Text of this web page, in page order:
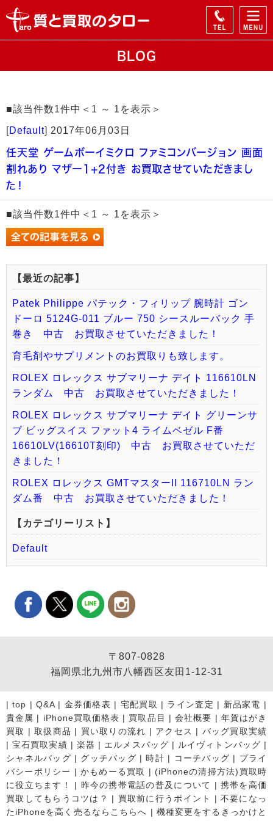
BLOG
■該当件数1件中＜1 ～ 1を表示＞
[Default] 2017年06月03日
任天堂 ゲームボーイミクロ ファミコンバージョン 画面
割れあり マザー1+2付き お買取させていただきまし
た！
■該当件数1件中＜1 ～ 1を表示＞
【最近の記事】
Patek Philippe パテック・フィリップ 腕時計 ゴン
ドーロ 5124G-011 ブルー 750 シースルーバック 手
巻き 中古 お買取させていただきました！
育毛剤やサプリメントのお買取りも致します。
ROLEX ロレックス サブマリーナ デイト 116610LN
ランダム 中古 お買取させていただきました！
ROLEX ロレックス サブマリーナ デイト グリーンサ
ブ ビッグスイス ファット4 ライムベゼル F番
16610LV(16610T刻印) 中古 お買取させていただ
きました！
ROLEX ロレックス GMTマスターII 116710LN ラン
ダム番 中古 お買取させていただきました！
【カテゴリーリスト】
Default
〒807-0828
福岡県北九州市八幡西区友田1-12-31
|top | Q&A| 金券価格表 | 宅配買取 | ライン査定 | 新品家電 |
貴金属 | iPhone買取価格表 | 買取品目 |会社概要 | 年賀はがき
買取
|取扱商品 | 買い取りの流れ | アクセス | バッグ買取実績
|宝石買取実績 | 楽器 | エルメスバッグ | ルイヴィトンバッグ |
シャネルバッグ | グッチバッグ |時計 | コーチバッグ | プライ
バシーポリシー |かもめーる買取 | (iPhoneの清掃方法)買取時
に役立ちます！
| 昨今の携帯電話の普及について | 携帯を高価
買取してもらうコツは？
| 買取前に行うポイント | 不要になっ
たiPhoneを高く売るならこちらへ | 機種変更をするきっかけと